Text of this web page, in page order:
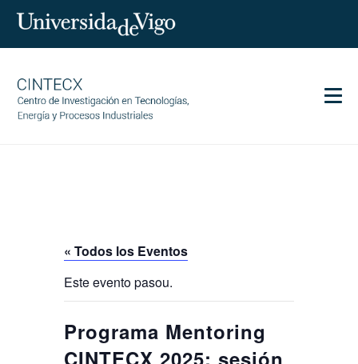
Servicios
Comunicación
Igualdad
« Todos los Eventos
Este evento pasou.
Programa Mentoring
CINTECX 2025: sesión